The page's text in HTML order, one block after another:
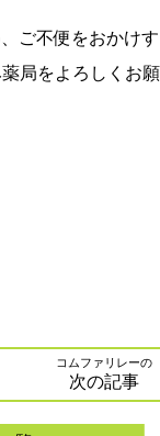
ご不便をおかけ
局をよろしくお
コムファリレーの
次の記事